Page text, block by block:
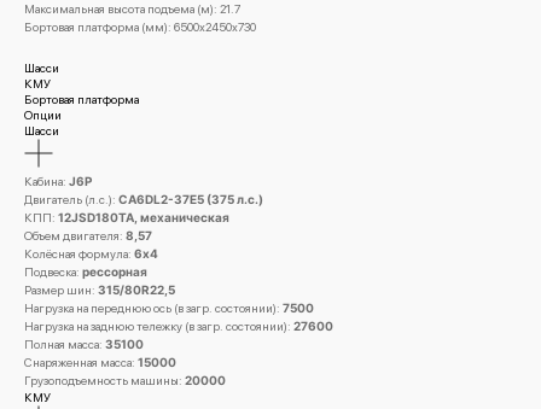
Максимальная высота подъема (м): 21.7
Бортовая платформа (мм): 6500х2450х730
Шасси
КМУ
Бортовая платформа
Опции
Шасси
Кабина: J6P
Двигатель (л.с.): CA6DL2-37E5 (375 л.с.)
КПП: 12JSD180TA, механическая
Объем двигателя: 8,57
Колёсная формула: 6х4
Подвеска: рессорная
Размер шин: 315/80R22,5
Нагрузка на переднюю ось (в загр. состоянии): 7500
Нагрузка на заднюю тележку (в загр. состоянии): 27600
Полная масса: 35100
Снаряженная масса: 15000
Грузоподъемность машины: 20000
КМУ